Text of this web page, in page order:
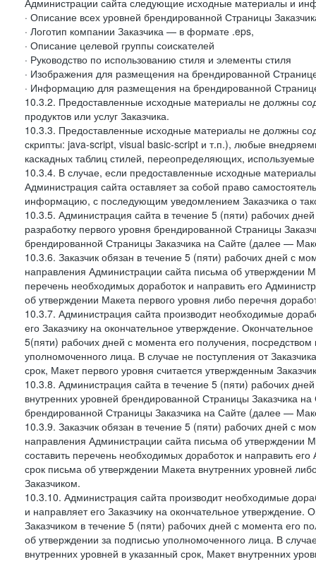
Администрации сайта следующие исходные материалы и
· Описание всех уровней брендированной Страницы
· Логотип компании Заказчика — в формате .eps,
· Описание целевой группы соискателей
· Руководство по использованию стиля и элементы стиля
· Изображения для размещения на брендированной
· Информацию для размещения на брендированной
10.3.2. Предоставленные исходные материалы не должны
продуктов или услуг Заказчика.
10.3.3. Предоставленные исходные материалы не должны
скрипты: java-script, visual basic-script и т.п.), любые
каскадных таблиц стилей, переопределяющих,
10.3.4. В случае, если предоставленные исходные
Администрация сайта оставляет за собой право
информацию, с последующим уведомлением Заказчика о
10.3.5. Администрация сайта в течение 5 (пяти) рабочих
разработку первого уровня брендированной Страницы
брендированной Страницы Заказчика на Сайте (далее —
10.3.6. Заказчик обязан в течение 5 (пяти) рабочих дней с
направления Администрации сайта письма об утверждении
перечень необходимых доработок и направить его
об утверждении Макета первого уровня либо перечня
10.3.7. Администрация сайта производит необходимые
его Заказчику на окончательное утверждение.
5(пяти) рабочих дней с момента его получения,
уполномоченного лица. В случае не поступления от
срок, Макет первого уровня считается утвержденным
10.3.8. Администрация сайта в течение 5 (пяти) рабочих
внутренних уровней брендированной Страницы Заказчика
брендированной Страницы Заказчика на Сайте (далее —
10.3.9. Заказчик обязан в течение 5 (пяти) рабочих дней с
направления Администрации сайта письма об утверждении
составить перечень необходимых доработок и направить
срок письма об утверждении Макета внутренних уровней
Заказчиком.
10.3.10. Администрация сайта производит необходимые
и направляет его Заказчику на окончательное
Заказчиком в течение 5 (пяти) рабочих дней с момента его
об утверждении за подписью уполномоченного лица. В
внутренних уровней в указанный срок, Макет внутренних